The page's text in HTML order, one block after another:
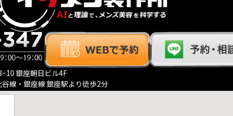
銀座朝日ビル4F
線・銀座線 銀座駅より徒歩2分